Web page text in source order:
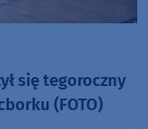
się tegoroczny
(FOTO)